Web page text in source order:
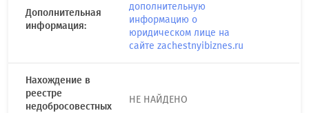
Дополнительная
информация:
дополнительную
информацию о
юридическом лице на
сайте zachestnyibiznes.ru
Нахождение в
реестре
недобросовестных
НЕ НАЙДЕНО